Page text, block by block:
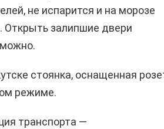
не испарится и на морозе
Открыть залипшие двери
стоянка, оснащенная
режиме.
транспорта —